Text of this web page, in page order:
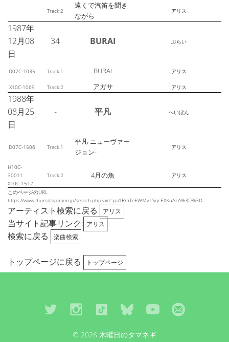
Track:2
遠くで汽笛を聞き
ながら
アリス
1987年
12月08
日
34 BURAI ぶらい
D07C-1035 Track:1 BURAI アリス
X10C-1069 Track:2 アガサ アリス
1988年
08月25
日
- 平凡 へいぼん
D07C-1506 Track:1
平凡-ニューヴァー
ジョン-
アリス
H10C-
30011
X10C-1512
Track:2 4月の魚 アリス
このページのURL
https://www.thursdayonion.jp/search.php?aid=pa1RmTeEWMv1SqcEXKuAzA%3D%3D
アーティスト検索に戻る アリス
当サイト記事リンク: アリス
検索に戻る 楽曲検索
トップページに戻る トップページ
© 2026 木曜日のタマネギ